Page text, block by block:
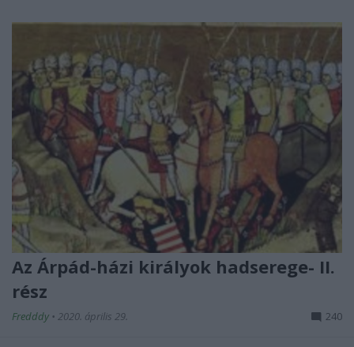
Az Árpád-házi királyok hadserege- II.
rész
Fredddy • 2020. április 29. 240